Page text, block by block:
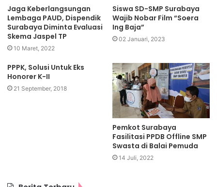
Jaga Keberlangsungan
Lembaga PAUD, Dispendik
Surabaya Diminta Evaluasi
Skema Jaspel TP
10 Maret, 2022
Siswa SD-SMP Surabaya
Wajib Nobar Film “Soera
Ing Baja”
02 Januari, 2023
PPPK, Solusi Untuk Eks
Honorer K-II
21 September, 2018
Pemkot Surabaya
Fasilitasi PPDB Offline SMP
Swasta di Balai Pemuda
14 Juli, 2022